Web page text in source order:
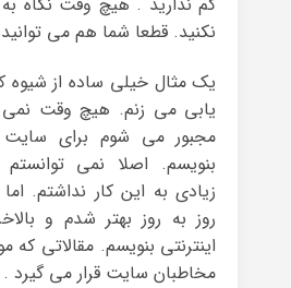
نکنید. قطعا شما هم می
یک مثال خیلی ساده از شیوه
یابی می زنم. هیچ وقت نمی
مجبور می شوم برای سایت
بنویسم. اصلا نمی
زیادی به این کار نداشتم.
روز به روز بهتر شدم و
اینترنتی بنویسم. مقالاتی که
مخاطبان سایت قرار می گیرد .